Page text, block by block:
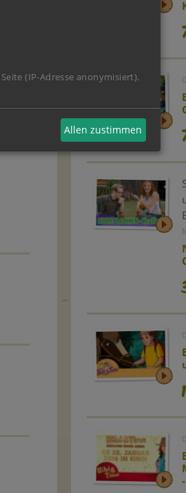
(IP-Adresse anonymisiert).
Allen zustimmen